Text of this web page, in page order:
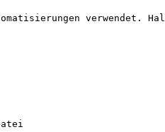
verwendet.